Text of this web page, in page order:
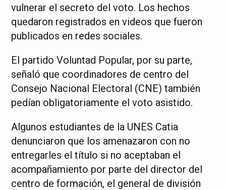
vulnerar el secreto del voto. Los hechos
quedaron registrados en videos que fueron
publicados en redes sociales.
El partido Voluntad Popular, por su parte,
señaló que coordinadores de centro del
Consejo Nacional Electoral (CNE) también
pedían obligatoriamente el voto asistido.
Algunos estudiantes de la UNES Catia
denunciaron que los amenazaron con no
entregarles el título si no aceptaban el
acompañamiento por parte del director del
centro de formación, el general de división